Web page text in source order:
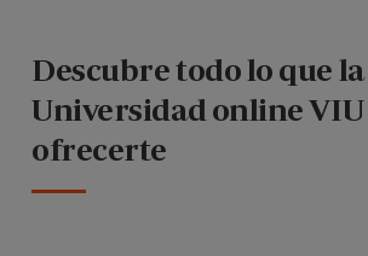
Descubre todo lo que la
Universidad online VIU
ofrecerte